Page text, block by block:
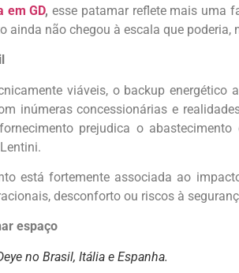
em GD,esse patamar reflete mais uma
não chegou à escala que poderia,
viáveis, o backup energético
inúmeras concessionárias e
prejudica o
está fortemente associada ao
desconforto ou riscos à
espaço
no Brasil, Itália e Espanha.